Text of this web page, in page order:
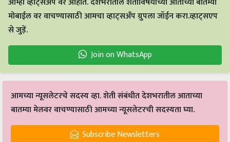
मोबाईल वर वाचण्यासाठी आमचा व्हाट्सअँप ग्रुपला जॉईन करा.व्हाट्सएप
से जुड़ें.
Join on WhatsApp
आमच्या न्यूसलेटरचे सदस्य व्हा. शेती संबंधीत देशभरातील आताच्या
बातम्या मेलवर वाचण्यासाठी आमच्या न्यूसलेटरची सदस्यता घ्या.
Subscribe Newsletters